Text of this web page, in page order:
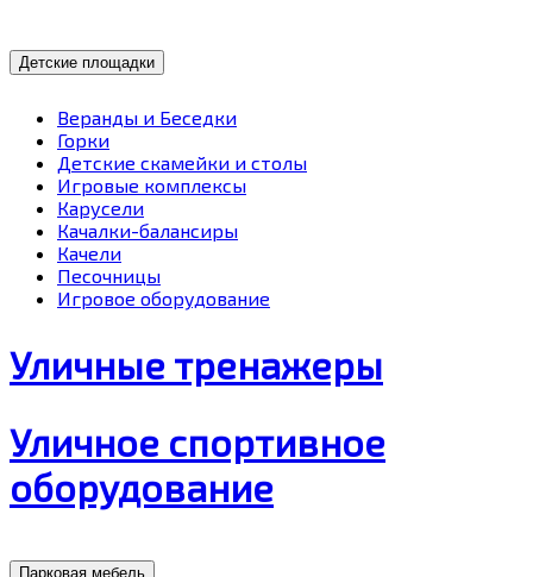
Детские площадки
Веранды и Беседки
Горки
Детские скамейки и столы
Игровые комплексы
Карусели
Качалки-балансиры
Качели
Песочницы
Игровое оборудование
Уличные тренажеры
Уличное спортивное
оборудование
Парковая мебель